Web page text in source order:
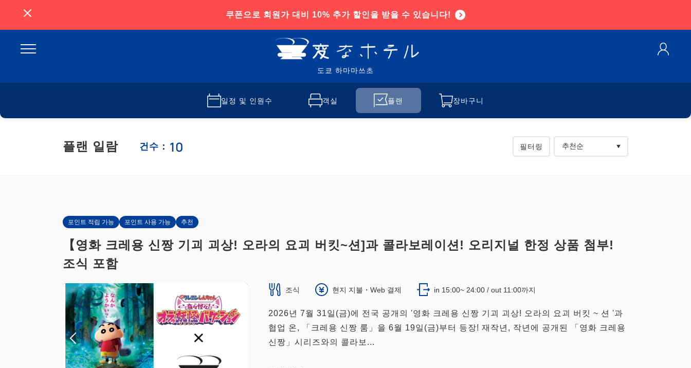
쿠폰으로 회원가 대비 10% 추가 할인을 받을 수 있습니다!
도쿄 하마마쓰초
일정 및 인원수 객실 플랜 장바구니
플랜 일람 건수： 10 필터링
포인트 적립 가능 포인트 사용 가능 추천
【영화 크레용 신짱 기괴 괴상! 오라의 요괴 버킷~션]과 콜라보레이션! 오리지널 한정 상품 첨부!
조식 포함
조식 현지 지불・Web 결제 in 15:00~ 24:00 / out 11:00까지
2026년 7월 31일(금)에 전국 공개의 '영화 크레용 신짱 기괴 괴상! 오라의 요괴 버킷 ~ 션 '과
협업 온, 「크레용 신짱 룸」을 6월 19일(금)부터 등장! 재작년, 작년에 공개된 「영화 크레용
신짱」시리즈와의 콜라보...